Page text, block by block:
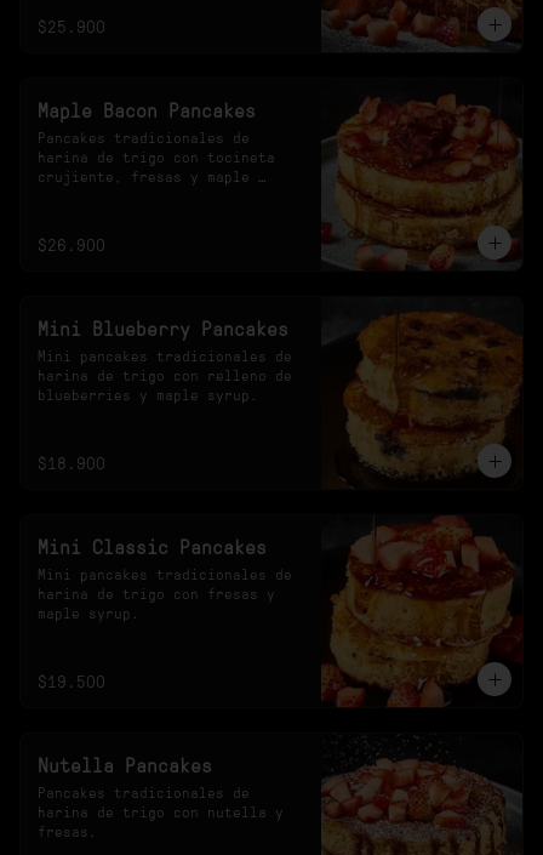
$25.900
Maple Bacon Pancakes
Pancakes tradicionales de
harina de trigo con tocineta
crujiente, fresas y maple
$26.900
Mini Blueberry Pancakes
Mini pancakes tradicionales de
harina de trigo con relleno de
blueberries y maple syrup.
$18.900
Mini Classic Pancakes
Mini pancakes tradicionales de
harina de trigo con fresas y
maple syrup.
$19.500
Nutella Pancakes
Pancakes tradicionales de
harina de trigo con nutella y
fresas.